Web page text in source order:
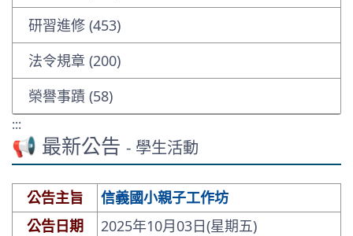
研習進修 (453)
法令規章 (200)
榮譽事蹟 (58)
:::
📢 最新公告 - 學生活動
公告主旨
信義國小親子工作坊
公告日期
2025年10月03日(星期五)